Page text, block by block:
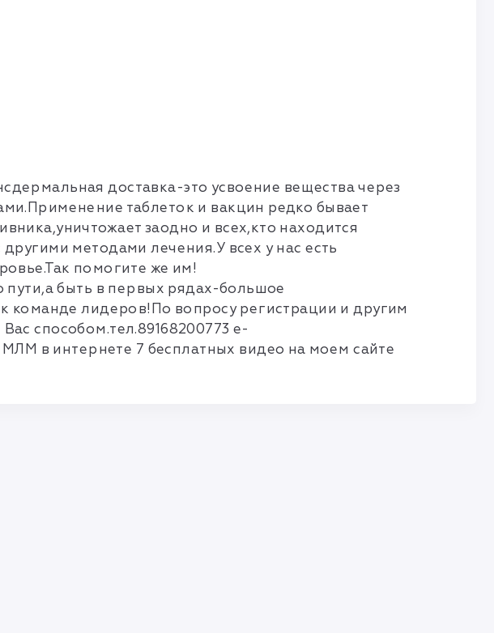
доставка-это усвоение вещества через
таблеток и вакцин редко бывает
заодно и всех,кто находится
методами лечения.У всех у нас есть
помогите же им!
пути,а быть в первых рядах-большое
команде лидеров!По вопросу регистрации и другим
способом.тел.89168200773 e-
в интернете 7 бесплатных видео на моем сайте